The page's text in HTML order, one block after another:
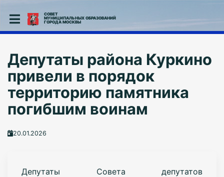
СОВЕТ
МУНИЦИПАЛЬНЫХ ОБРАЗОВАНИЙ
ГОРОДА МОСКВЫ
Депутаты района Куркино
привели в порядок
территорию памятника
погибшим воинам
20.01.2026
Депутаты Совета депутатов